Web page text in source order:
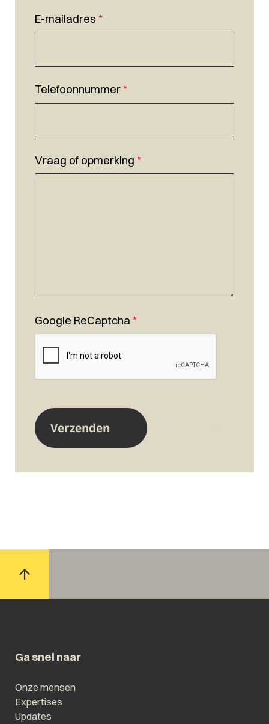
E-mailadres *
Telefoonnummer*
Vraag of opmerking *
Google ReCaptcha *
Ga snel naar
Onze mensen
Expertises
Updates